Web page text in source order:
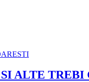
ALTE TREBI